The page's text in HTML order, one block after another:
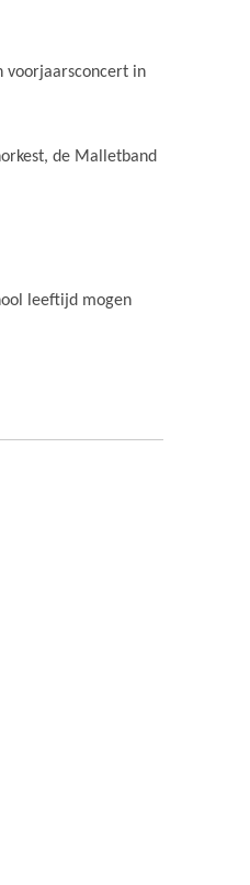
voorjaarsconcert in
de Malletband
leeftijd mogen